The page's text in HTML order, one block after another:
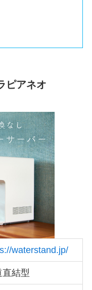
ピアネオ
waterstand.jp/
直結型